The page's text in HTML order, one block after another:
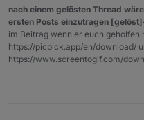
nach einem gelösten Thread
ersten Posts einzutragen
im Beitrag wenn er euch geholfen
https://picpick.app/en/download/
https://www.screentogif.com/